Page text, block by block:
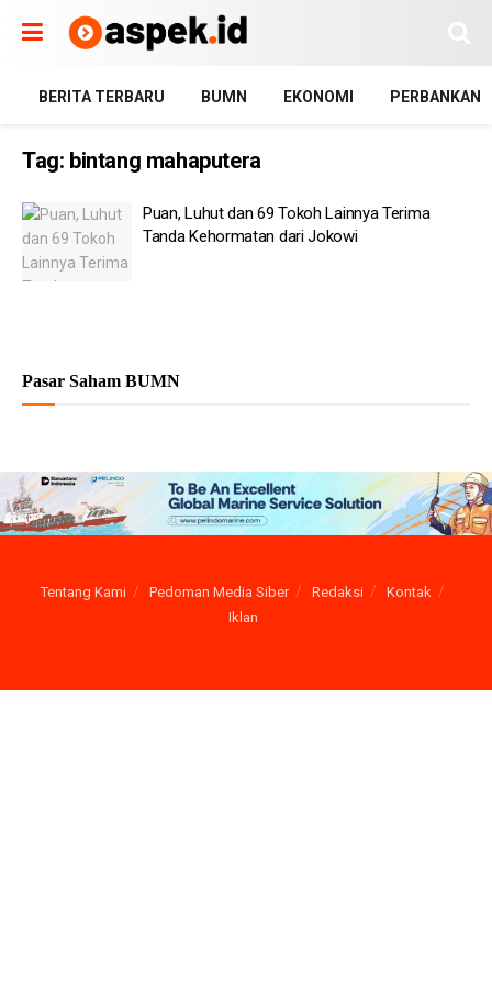
BERITA TERBARU BUMN EKONOMI PERBANKAN
Tag: bintang mahaputera
Puan, Luhut dan 69 Tokoh Lainnya Terima
Tanda Kehormatan dari Jokowi
Pasar Saham BUMN
Tentang Kami Pedoman Media Siber Redaksi
Kontak
Iklan